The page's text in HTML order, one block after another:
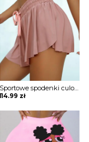
Sportowe spodenki culotte design ze sznurkiem szorty Meaghan
zł